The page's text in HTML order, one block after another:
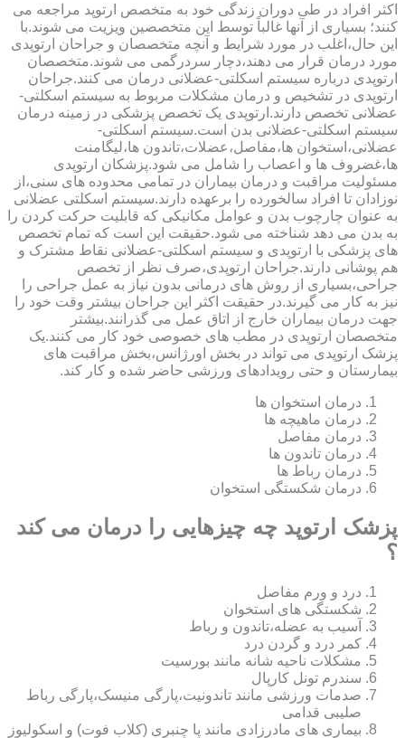
اکثر افراد در طی دوران زندگی خود به متخصص ارتوپد مراجعه می
کنند؛ بسیاری از آنها غالباً توسط این متخصصین ویزیت می شوند.با
این حال،اغلب در مورد شرایط و آنچه متخصصان و جراحان ارتوپدی
مورد درمان قرار می دهند،دچار سردرگمی می شوند.متخصصان
ارتوپدی درباره سیستم اسکلتی-عضلانی درمان می کنند.جراحان
ارتوپدی در تشخیص و درمان مشکلات مربوط به سیستم اسکلتی-
عضلانی تخصص دارند.ارتوپدی یک تخصص پزشکی در زمینه درمان
سیستم اسکلتی-عضلانی بدن است.سیستم اسکلتی-
عضلانی،استخوان ها،مفاصل،عضلات،تاندون ها،لیگامنت
ها،غضروف ها و اعصاب را شامل می شود.پزشکان ارتوپدی
مسئولیت مراقبت و درمان بیماران در تمامی محدوده های سنی،از
نوزادان تا افراد سالخورده را برعهده دارند.سیستم اسکلتی عضلانی
به عنوان چارچوب بدن و عوامل مکانیکی که قابلیت حرکت کردن را
به بدن می دهد شناخته می شود.حقیقت این است که تمام تخصص
های پزشکی با ارتوپدی و سیستم اسکلتی-عضلانی نقاط مشترک و
هم پوشانی دارند.جراحان ارتوپدی،صرف نظر از تخصص
جراحی،بسیاری از روش های درمانی بدون نیاز به عمل جراحی را
نیز به کار می گیرند.در حقیقت اکثر این جراحان بیشتر وقت خود را
جهت درمان بیماران خارج از اتاق عمل می گذرانند.بیشتر
متخصصان ارتوپدی در مطب های خصوصی خود کار می کنند.یک
پزشک ارتوپدی می تواند در بخش اورژانس،بخش مراقبت های
بیمارستان و حتی رویدادهای ورزشی حاضر شده و کار کند.
درمان استخوان ها
درمان ماهیچه ها
درمان مفاصل
درمان تاندون ها
درمان رباط ها
درمان شکستگی استخوان
پزشک ارتوپد چه چیزهایی را درمان می کند
؟
درد و ورم مفاصل
شکستگی های استخوان
آسیب به عضله،تاندون و رباط
کمر درد و گردن درد
مشکلات ناحیه شانه مانند بورسیت
سندرم تونل کارپال
صدمات ورزشی مانند تاندونیت،پارگی منیسک،پارگی رباط
صلیبی قدامی
بیماری های مادرزادی مانند پا چنبری (کلاب فوت) و اسکولیوز